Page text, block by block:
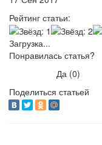
Рейтинг статьи:
Загрузка...
Понравилась статья?
Да (0)
Поделиться статьей